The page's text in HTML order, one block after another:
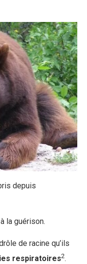
depuis
la guérison.
de racine qu’ils
respiratoires2.